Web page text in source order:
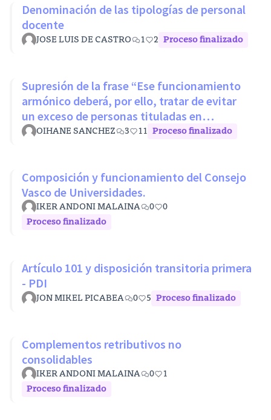
Denominación de las tipologías de personal
docente
JOSE LUIS DE CASTRO 1 2 Proceso finalizado
Supresión de la frase “Ese funcionamiento
armónico deberá, por ello, tratar de evitar
un exceso de personas tituladas en
disciplinas con mínimos nivel
OIHANE SANCHEZ 3 11 Proceso finalizado
Composición y funcionamiento del Consejo
Vasco de Universidades.
IKER ANDONI MALAINA 0
0
Proceso finalizado
Artículo 101 y disposición transitoria primera
- PDI
JON MIKEL PICABEA 0 5 Proceso finalizado
Complementos retributivos no
consolidables
IKER ANDONI MALAINA 0
1
Proceso finalizado